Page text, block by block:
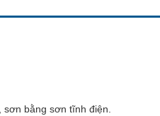
bằng sơn tĩnh điện.